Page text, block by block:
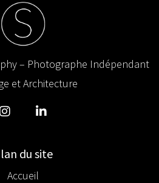
– Photographe Indépendant
et Architecture
du site
Accueil